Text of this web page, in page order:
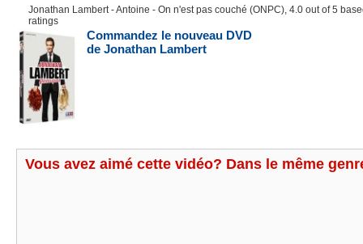
Jonathan Lambert - Antoine - On n'est pas couché (ONPC), 4.0 out of5
ratings
Commandez le nouveau DVD
de Jonathan Lambert
Vous avez aimé cette vidéo? Dans le même